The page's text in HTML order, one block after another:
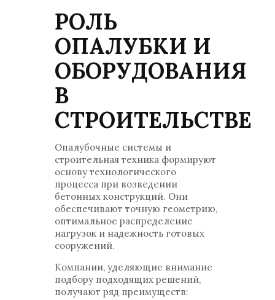
РОЛЬ
ОПАЛУБКИ И
ОБОРУДОВАНИЯ
В
СТРОИТЕЛЬСТВЕ
Опалубочные системы и
строительная техника формируют
основу технологического
процесса при возведении
бетонных конструкций. Они
обеспечивают точную геометрию,
оптимальное распределение
нагрузок и надежность готовых
сооружений.
Компании, уделяющие внимание
подбору подходящих решений,
получают ряд преимуществ: